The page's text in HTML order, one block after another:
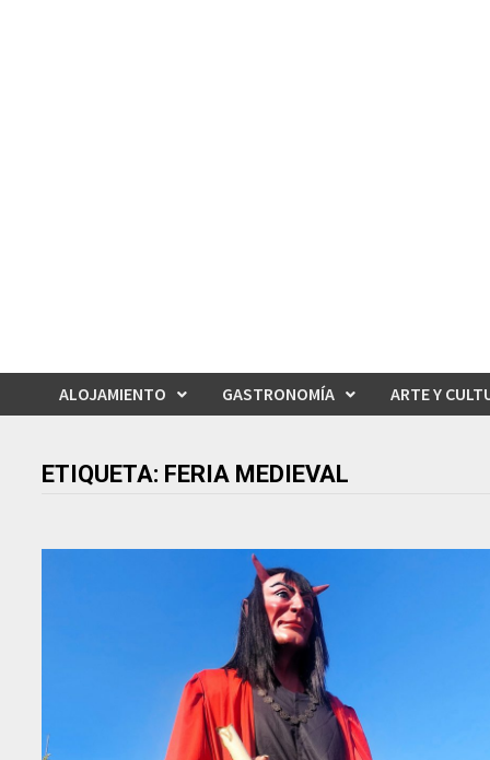
ALOJAMIENTO GASTRONOMÍA ARTE Y
ETIQUETA: FERIA MEDIEVAL